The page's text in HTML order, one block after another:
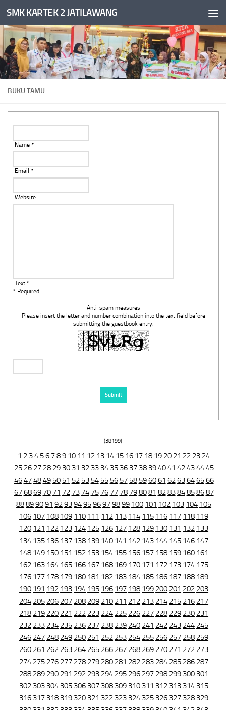
Skip to content
SMK KARTEK 2 JATILAWANG
BUKU TAMU
Name *
Email *
Website
Text *
* Required
Anti-spam measures
Please insert the letter and number combination into the text field before
submitting the guestbook entry.
(38199)
1 2 34 56 789 10 11 12 13 14 15 16 17 18 19 20 21 22 23 24
25 26 27 28 29 30 31 32 33 34 35 36 37 38 394041 42434445
46474849 50 51 52 53 54 55 56 57 58 596061 6263646566
676869 70 71 72 73 74 75 76 77 78 798081 828384858687
88899091 9293949596979899 100 101 102 103 104 105
106 107 108 109 110 111 112 113 114 115 116 117 118 119
120 121 122 123 124 125 126 127 128 129 130 131 132 133
134 135 136 137 138 139 140 141 142 143 144 145 146 147
148 149 150 151 152 153 154 155 156 157 158 159 160 161
162 163 164 165 166 167 168 169 170 171 172 173 174 175
176 177 178 179 180 181 182 183 184 185 186 187 188 189
190 191 192 193 194 195 196 197 198 199 200 201 202 203
204 205 206 207 208 209 210 211 212 213 214 215 216 217
218 219 220 221 222 223 224 225 226 227 228 229 230 231
232 233 234 235 236 237 238 239 240 241 242 243 244 245
246 247 248 249 250 251 252 253 254 255 256 257 258 259
260 261 262 263 264 265 266 267 268 269 270 271 272 273
274 275 276 277 278 279 280 281 282 283 284 285 286 287
288 289 290 291 292 293 294 295 296 297 298 299 300 301
302 303 304 305 306 307 308 309 310 311 312 313 314 315
316 317 318 319 320 321 322 323 324 325 326 327 328 329